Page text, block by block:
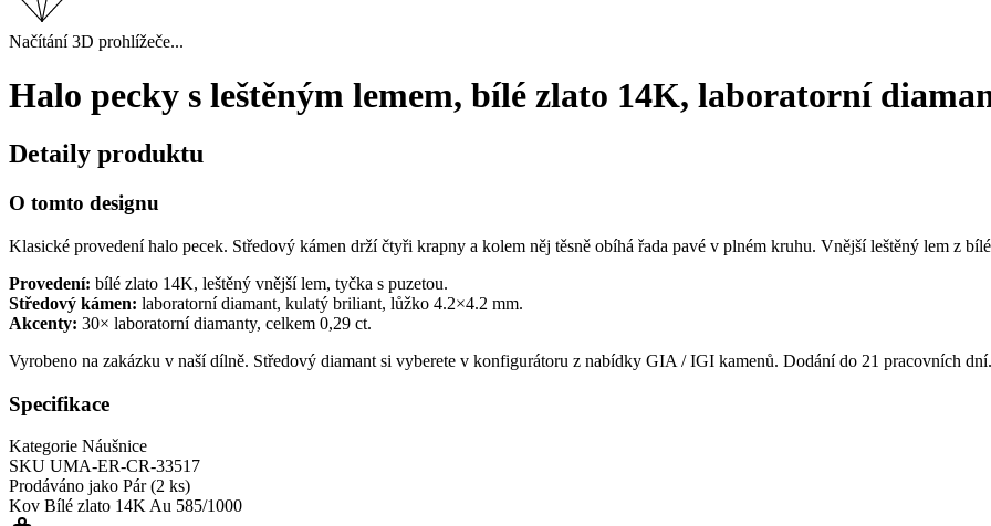
Načítání 3D prohlížeče...
Halo pecky s leštěným lemem, bílé zlato 14K, laboratorní
Detaily produktu
O tomto designu
Klasické provedení halo pecek. Středový kámen drží čtyři krapny a kolem něj těsně obíhá řada pavé v plném kruhu. Vnější leštěný lem z
Provedení: bílé zlato 14K, leštěný vnější lem, tyčka s puzetou.
Středový kámen: laboratorní diamant, kulatý briliant, lůžko 4.2×4.2 mm.
Akcenty: 30× laboratorní diamanty, celkem 0,29 ct.
Vyrobeno na zakázku v naší dílně. Středový diamant si vyberete v konfigurátoru z nabídky GIA / IGI kamenů. Dodání do 21 pracovních dní.
Specifikace
Kategorie Náušnice
SKU UMA-ER-CR-33517
Prodáváno jako Pár (2 ks)
Kov Bílé zlato 14KAu 585/1000